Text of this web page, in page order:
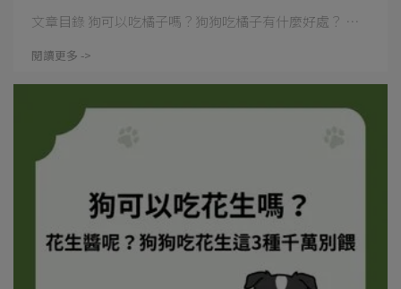
文章目錄 狗可以吃橘子嗎？狗狗吃橘子有什麼好處？ ⋯
閱讀更多 ->